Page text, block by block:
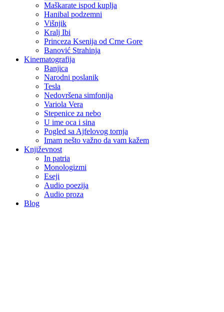
Maškarate ispod kuplja
Hanibal podzemni
Višnjik
Kralj Ibi
Princeza Ksenija od Crne Gore
Banović Strahinja
Kinematografija
Banjica
Narodni poslanik
Tesla
Nedovršena simfonija
Variola Vera
Stepenice za nebo
U ime oca i sina
Pogled sa Ajfelovog tornja
Imam nešto važno da vam kažem
Književnost
In patria
Monologizmi
Eseji
Audio poezija
Audio proza
Blog